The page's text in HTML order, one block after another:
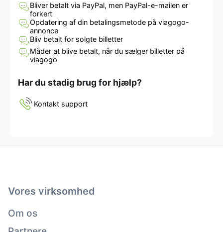
Bliver betalt via PayPal, men PayPal-e-mailen er
forkert
Opdatering af din betalingsmetode på viagogo-
annonce
Bliv betalt for solgte billetter
Måder at blive betalt, når du sælger billetter på
viagogo
Har du stadig brug for hjælp?
Kontakt support
Vores virksomhed
Om os